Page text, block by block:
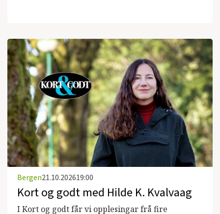
Bergen21.10.202619:00
Kort og godt med Hilde K. Kvalvaag
I Kort og godt får vi opplesingar frå fire